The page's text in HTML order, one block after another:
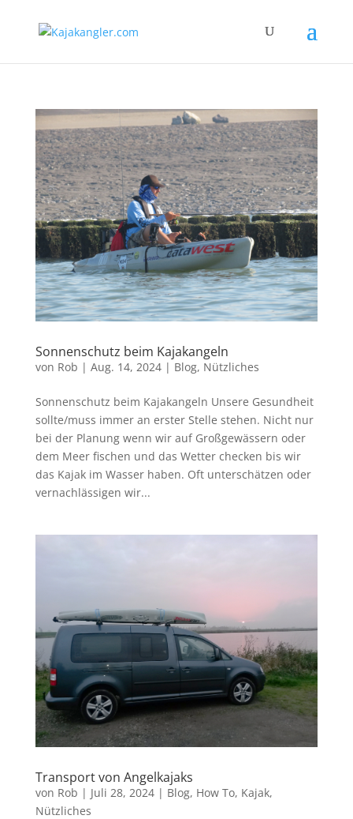
Sonnenschutz beim Kajakangeln
von Rob | Aug. 14, 2024| Blog, Nützliches
Sonnenschutz beim Kajakangeln Unsere Gesundheit
sollte/muss immer an erster Stelle stehen. Nicht nur
bei der Planung wenn wir auf Großgewässern oder
dem Meer fischen und das Wetter checken bis wir
das Kajak im Wasser haben. Oft unterschätzen oder
vernachlässigen wir...
Transport von Angelkajaks
von Rob | Juli 28, 2024| Blog, How To, Kajak,
Nützliches